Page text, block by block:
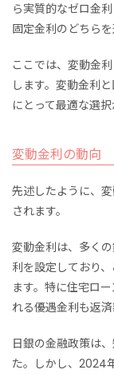
ら実質的なゼロ金
固定金利のどちら
ここでは、変動金
します。変動金利
にとって最適な選
変動金利の動向
先述したように、
されます。
変動金利は、多く
利を設定しており
ます。特に住宅ロ
れる優遇金利も返
日銀の金融政策は
た。しかし、2024